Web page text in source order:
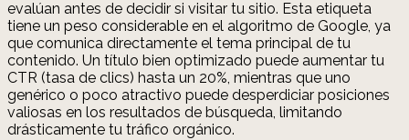
evalúan antes de decidir si visitar tu sitio. Esta etiqueta
tiene un peso considerable en el algoritmo de Google, ya
que comunica directamente el tema principal de tu
contenido. Un título bien optimizado puede aumentar tu
CTR (tasa de clics) hasta un 20%, mientras que uno
genérico o poco atractivo puede desperdiciar posiciones
valiosas en los resultados de búsqueda, limitando
drásticamente tu tráfico orgánico.